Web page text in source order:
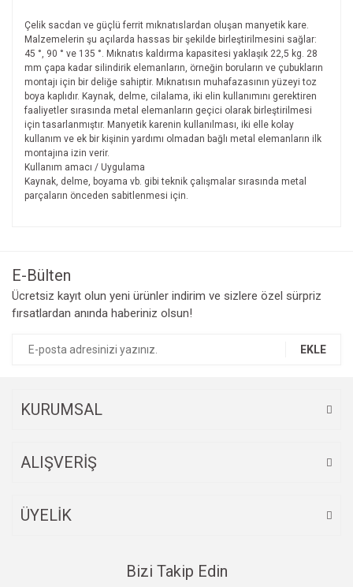
Çelik sacdan ve güçlü ferrit mıknatıslardan oluşan manyetik kare.
Malzemelerin şu açılarda hassas bir şekilde birleştirilmesini sağlar:
45 °, 90 ° ve 135 °. Mıknatıs kaldırma kapasitesi yaklaşık 22,5 kg. 28
mm çapa kadar silindirik elemanların, örneğin boruların ve çubukların
montajı için bir deliğe sahiptir. Mıknatısın muhafazasının yüzeyi toz
boya kaplıdır. Kaynak, delme, cilalama, iki elin kullanımını gerektiren
faaliyetler sırasında metal elemanların geçici olarak birleştirilmesi
için tasarlanmıştır. Manyetik karenin kullanılması, iki elle kolay
kullanım ve ek bir kişinin yardımı olmadan bağlı metal elemanların ilk
montajına izin verir.
Kullanım amacı / Uygulama
Kaynak, delme, boyama vb. gibi teknik çalışmalar sırasında metal
parçaların önceden sabitlenmesi için.
E-Bülten
Ücretsiz kayıt olun yeni ürünler indirim ve sizlere özel sürpriz
fırsatlardan anında haberiniz olsun!
EKLE
KURUMSAL
ALIŞVERİŞ
ÜYELİK
Bizi Takip Edin